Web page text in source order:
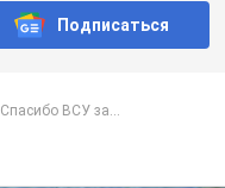
Подписаться
Спасибо ВСУ за...